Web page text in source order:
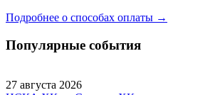
Подробнее о способах оплаты →
Популярные события
27 августа 2026